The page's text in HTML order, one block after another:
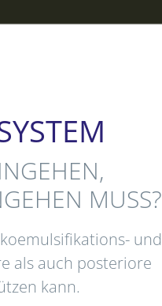
MUSS?
und
als auch posteriore
kann.